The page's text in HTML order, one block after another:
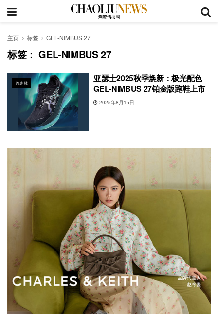
主页 标签 GEL-NIMBUS 27
标签：GEL-NIMBUS 27
跑步鞋
亚瑟士2025秋季焕新：极光配色
GEL-NIMBUS 27铂金版跑鞋上市
2025年8月15日